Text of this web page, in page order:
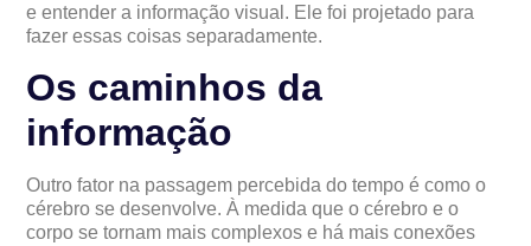
e entender a informação visual. Ele foi projetado para
fazer essas coisas separadamente.
Os caminhos da
informação
Outro fator na passagem percebida do tempo é como o
cérebro se desenvolve. À medida que o cérebro e o
corpo se tornam mais complexos e há mais conexões